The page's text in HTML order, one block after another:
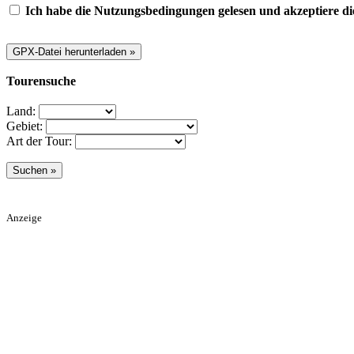
Ich habe die Nutzungsbedingungen gelesen und akzeptiere
Tourensuche
Land:
Gebiet:
Art der Tour:
Anzeige